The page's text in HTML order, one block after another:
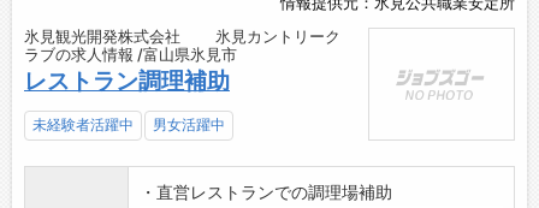
氷見観光開発株式会社 氷見カントリーク
ラブの求人情報 /富山県氷見市
レストラン調理補助
未経験者活躍中 男女活躍中
・直営レストランでの調理場補助